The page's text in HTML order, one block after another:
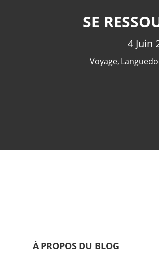
SE
4 Juin
Voyage,
À PROPOS DU BLOG